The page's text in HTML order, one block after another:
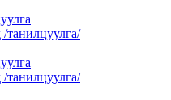
танилцуулга/
танилцуулга/